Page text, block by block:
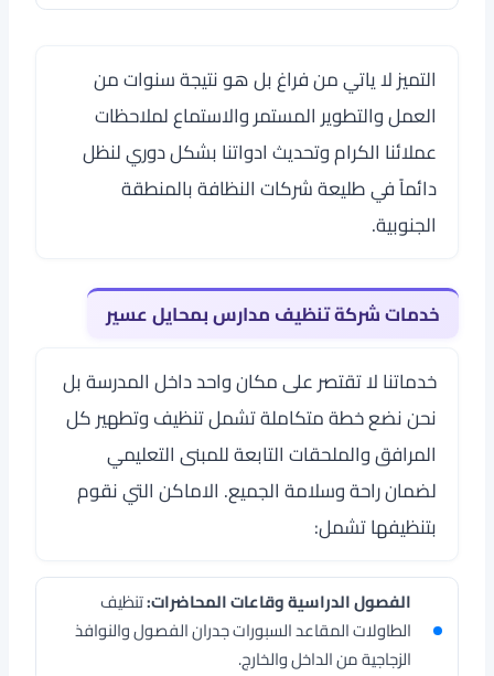
التميز لا ياتي من فراغ بل هو نتيجة سنوات من
العمل والتطوير المستمر والاستماع لملاحظات
عملائنا الكرام وتحديث ادواتنا بشكل دوري لنظل
دائماً في طليعة شركات النظافة بالمنطقة
الجنوبية.
خدمات شركة تنظيف مدارس بمحايل عسير
خدماتنا لا تقتصر على مكان واحد داخل المدرسة بل
نحن نضع خطة متكاملة تشمل تنظيف وتطهير كل
المرافق والملحقات التابعة للمبنى التعليمي
لضمان راحة وسلامة الجميع. الاماكن التي نقوم
بتنظيفها تشمل:
الفصول الدراسية وقاعات المحاضرات:تنظيف
الطاولات المقاعد السبورات جدران الفصول والنوافذ
الزجاجية من الداخل والخارج.